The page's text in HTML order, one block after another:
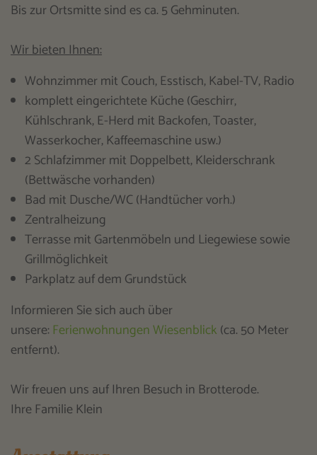
Bis zur Ortsmitte sind es ca. 5 Gehminuten.
Wir bieten Ihnen:
Wohnzimmer mit Couch, Esstisch, Kabel-TV, Radio
komplett eingerichtete Küche (Geschirr,
Kühlschrank, E-Herd mit Backofen, Toaster,
Wasserkocher, Kaffeemaschine usw.)
2 Schlafzimmer mit Doppelbett, Kleiderschrank
(Bettwäsche vorhanden)
Bad mit Dusche/WC (Handtücher vorh.)
Zentralheizung
Terrasse mit Gartenmöbeln und Liegewiese sowie
Grillmöglichkeit
Parkplatz auf dem Grundstück
Informieren Sie sich auch über
unsere: Ferienwohnungen Wiesenblick (ca. 50 Meter
entfernt).
Wir freuen uns auf Ihren Besuch in Brotterode.
Ihre Familie Klein